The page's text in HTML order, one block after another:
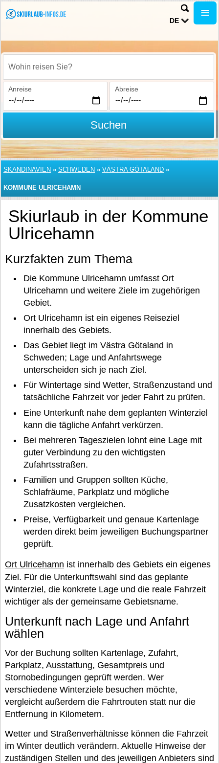
DE
Wohin reisen Sie?
Anreise Abreise
Suchen
SKANDINAVIEN » SCHWEDEN » VÄSTRA GÖTALAND »
KOMMUNE ULRICEHAMN
Skiurlaub in der Kommune
Ulricehamn
Kurzfakten zum Thema
Die Kommune Ulricehamn umfasst Ort
Ulricehamn und weitere Ziele im zugehörigen
Gebiet.
Ort Ulricehamn ist ein eigenes Reiseziel
innerhalb des Gebiets.
Das Gebiet liegt im Västra Götaland in
Schweden; Lage und Anfahrtswege
unterscheiden sich je nach Ziel.
Für Wintertage sind Wetter, Straßenzustand und
tatsächliche Fahrzeit vor jeder Fahrt zu prüfen.
Eine Unterkunft nahe dem geplanten Winterziel
kann die tägliche Anfahrt verkürzen.
Bei mehreren Tageszielen lohnt eine Lage mit
guter Verbindung zu den wichtigsten
Zufahrtsstraßen.
Familien und Gruppen sollten Küche,
Schlafräume, Parkplatz und mögliche
Zusatzkosten vergleichen.
Preise, Verfügbarkeit und genaue Kartenlage
werden direkt beim jeweiligen Buchungspartner
geprüft.
Ort Ulricehamn ist innerhalb des Gebiets ein eigenes
Ziel. Für die Unterkunftswahl sind das geplante
Winterziel, die konkrete Lage und die reale Fahrzeit
wichtiger als der gemeinsame Gebietsname.
Unterkunft nach Lage und Anfahrt
wählen
Vor der Buchung sollten Kartenlage, Zufahrt,
Parkplatz, Ausstattung, Gesamtpreis und
Stornobedingungen geprüft werden. Wer
verschiedene Winterziele besuchen möchte,
vergleicht außerdem die Fahrtrouten statt nur die
Entfernung in Kilometern.
Wetter und Straßenverhältnisse können die Fahrzeit
im Winter deutlich verändern. Aktuelle Hinweise der
zuständigen Stellen und des jeweiligen Anbieters sind